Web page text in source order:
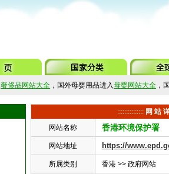
奢侈品网站大全 ，国外母婴用品进入母婴网站大全 ，
::::::::::::::: 网 站
网站名称
香港环境保护署
网站地址 https://
所属类别 香港>> 政府网站